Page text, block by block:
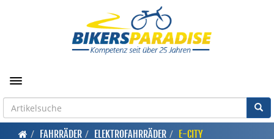
Toggle navigation
FAHRRÄDER ELEKTROFAHRRÄDER E-CITY